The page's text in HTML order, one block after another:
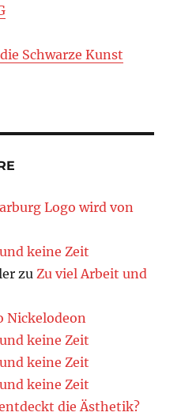
Schwarze Kunst
Logo wird von
keine Zeit
zuZu viel Arbeit und
Nickelodeon
keine Zeit
keine Zeit
keine Zeit
entdeckt die Ästhetik?